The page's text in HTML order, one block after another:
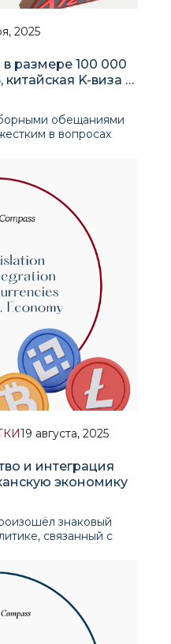
2025
размере 100 000
китайская K-виза и
обещаниями
в вопросах
19 августа, 2025
и интеграция
экономику
знаковый
связанный с
«GENIUS»
национальных